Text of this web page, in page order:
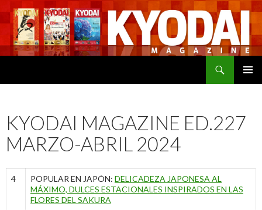
KYODAI MAGAZINE ED.227
MARZO-ABRIL 2024
4 POPULAR EN JAPÓN: DELICADEZA JAPONESA AL
MÁXIMO, DULCES ESTACIONALES INSPIRADOS EN LAS
FLORES DEL SAKURA